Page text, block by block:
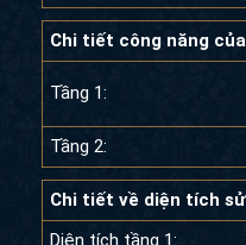
Chi tiết công năng
Tầng 1:
Tầng 2:
Chi tiết về diện tích
Diện tích tầng 1: